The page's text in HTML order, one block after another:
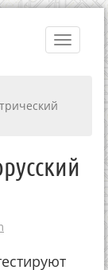
Toggle